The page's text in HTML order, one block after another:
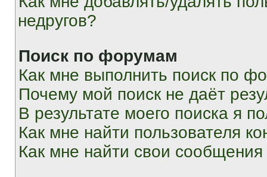
недругов?
Поиск по форумам
Как мне выполнить поиск по
Почему мой поиск не даёт
В результате моего поиска я
Как мне найти пользователя
Как мне найти свои